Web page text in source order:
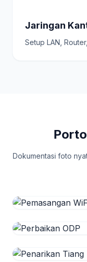
Jaringan
Setup LAN,
Dokumentasi foto